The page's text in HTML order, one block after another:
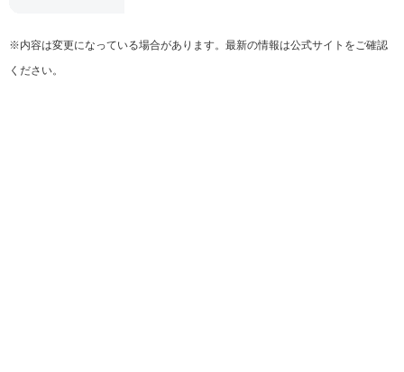
※内容は変更になっている場合があります。最新の情報は公式サイトをご確認
ください。